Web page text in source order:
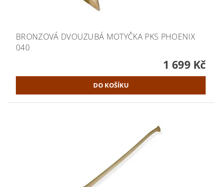
BRONZOVÁ DVOUZUBÁ MOTYČKA PKS PHOENIX
040
1 699 Kč